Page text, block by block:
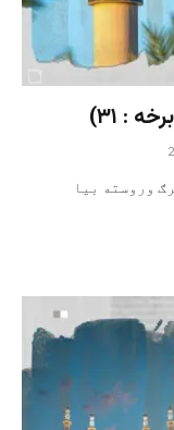
: ۳۱)
وروسته بیا